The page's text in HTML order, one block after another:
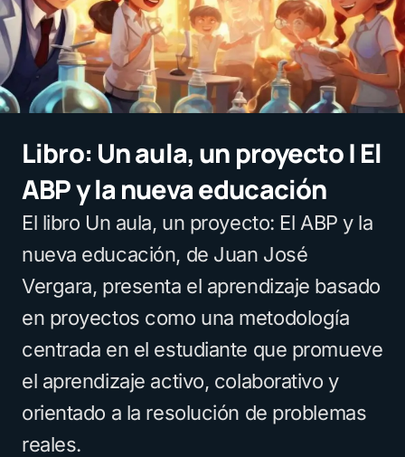
Libro: Un aula, un proyecto | El
ABP y la nueva educación
El libro Un aula, un proyecto: El ABP y la
nueva educación, de Juan José
Vergara, presenta el aprendizaje basado
en proyectos como una metodología
centrada en el estudiante que promueve
el aprendizaje activo, colaborativo y
orientado a la resolución de problemas
reales.